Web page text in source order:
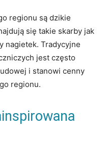
regionu są dzikie
się takie skarby jak
nagietek. Tradycyjne
jest często
i stanowi cenny
regionu.